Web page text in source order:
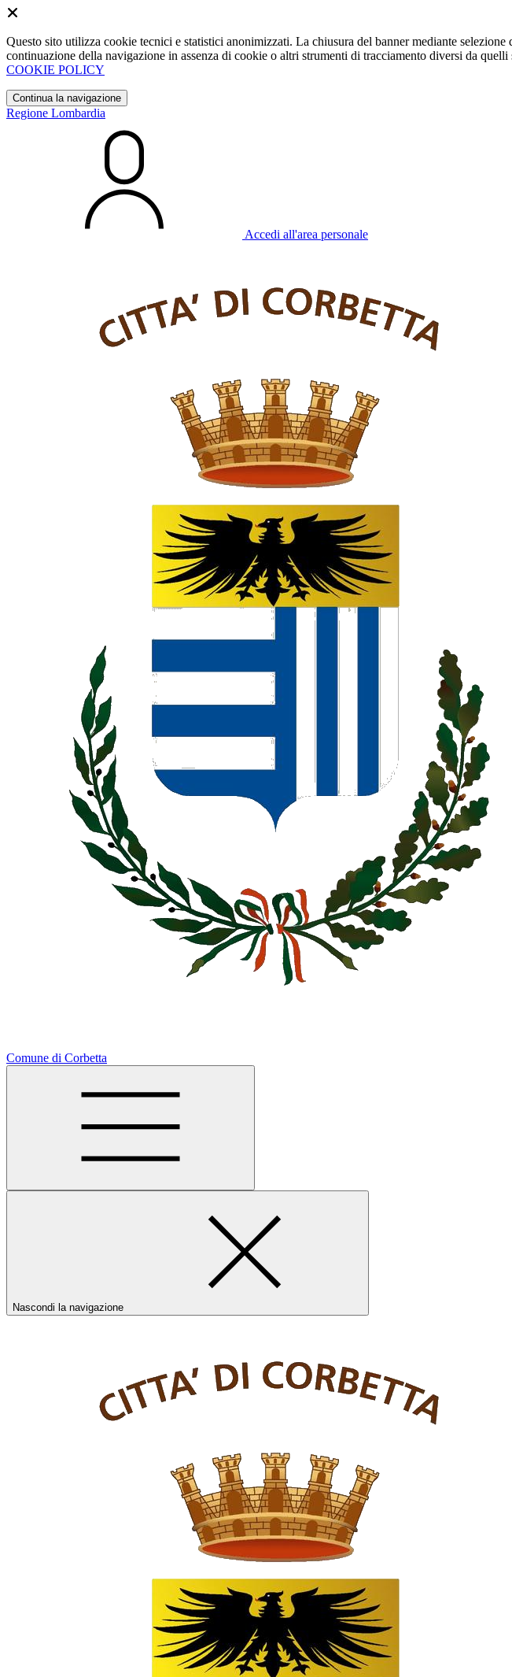
Questo sito utilizza cookie tecnici e statistici anonimizzati. La chiusura del banner mediante
continuazione della navigazione in assenza di cookie o altri strumenti di tracciamento diversi da quelli
COOKIE POLICY
Continua la navigazione
Regione Lombardia
Accedi all'area personale
Comune di Corbetta
Nascondi la navigazione